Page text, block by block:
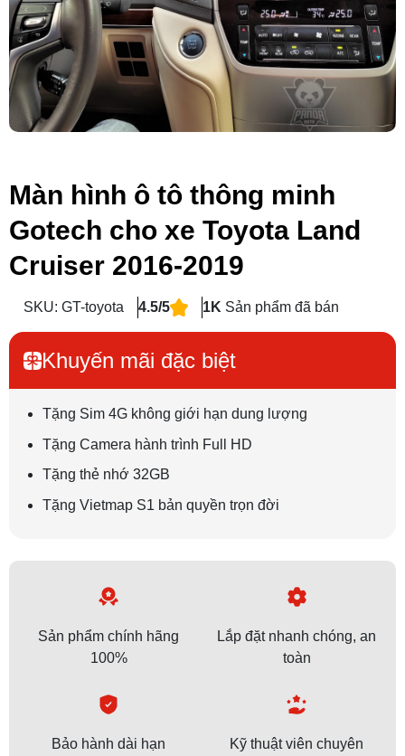
Màn hình ô tô thông minh
Gotech cho xe Toyota Land
Cruiser 2016-2019
SKU: GT-toyota 4.5/5 1K Sản phẩm đã bán
Khuyến mãi đặc biệt
Tặng Sim 4G không giới hạn dung lượng
Tặng Camera hành trình Full HD
Tặng thẻ nhớ 32GB
Tặng Vietmap S1 bản quyền trọn đời
Sản phẩm chính hãng
100%
Lắp đặt nhanh chóng, an
toàn
Bảo hành dài hạn
Kỹ thuật viên chuyên